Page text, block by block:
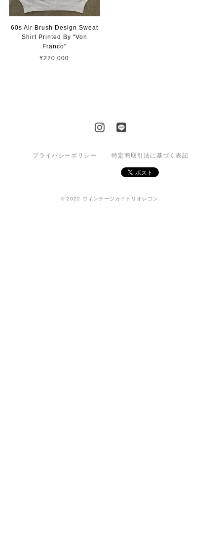
60s Air Brush Design Sweat
Shirt Printed By "Von
Franco"
¥220,000
プライバシーポリシー 特定商取引法に基づく表記
© 2022 ヴィンテージカイトリオレゴン.